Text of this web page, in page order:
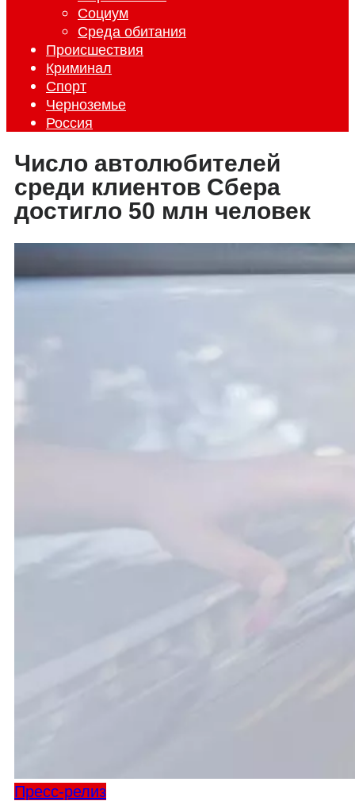
Социум
Среда обитания
Происшествия
Криминал
Спорт
Черноземье
Россия
Число автолюбителей
среди клиентов Сбера
достигло 50 млн человек
Пресс-релиз